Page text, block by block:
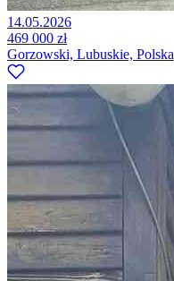
14.05.2026
469 000 zł
Gorzowski, Lubuskie, Polska